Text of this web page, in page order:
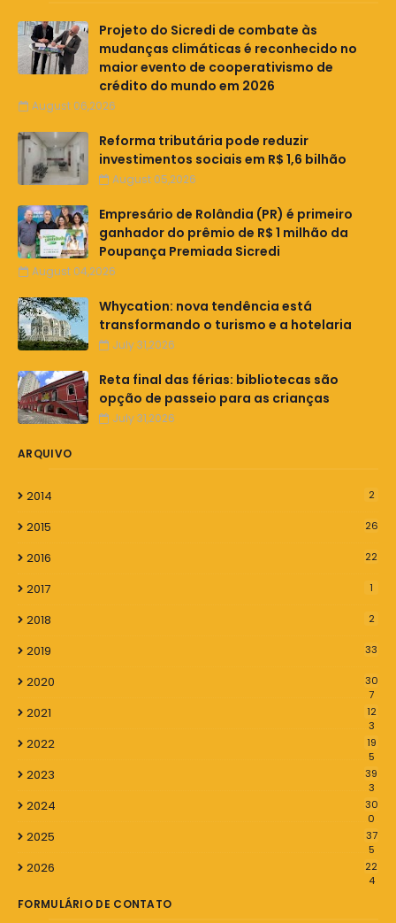
Projeto do Sicredi de combate às
mudanças climáticas é reconhecido no
maior evento de cooperativismo de
crédito do mundo em 2026
August 06,2026
Reforma tributária pode reduzir
investimentos sociais em R$ 1,6 bilhão
August 05,2026
Empresário de Rolândia (PR) é primeiro
ganhador do prêmio de R$ 1 milhão da
Poupança Premiada Sicredi
August 04,2026
Whycation: nova tendência está
transformando o turismo e a hotelaria
July 31,2026
Reta final das férias: bibliotecas são
opção de passeio para as crianças
July 31,2026
ARQUIVO
2014 2
2015 26
2016 22
2017 1
2018 2
2019 33
2020
30
7
2021
12
3
2022
19
5
2023
39
3
2024
30
0
2025
37
5
2026
22
4
FORMULÁRIO DE CONTATO